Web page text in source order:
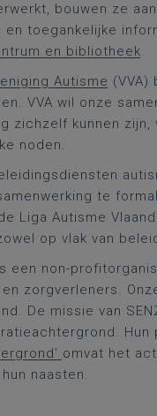
bouwen ze
en toegankelijke
en bibliotheek
Autisme
VVA wil onze
zichzelf kunnen
noden.
te
Liga Autisme
op vlak van
een non-
zorgverleners.
De missie van
Hun
omvat het
naasten.